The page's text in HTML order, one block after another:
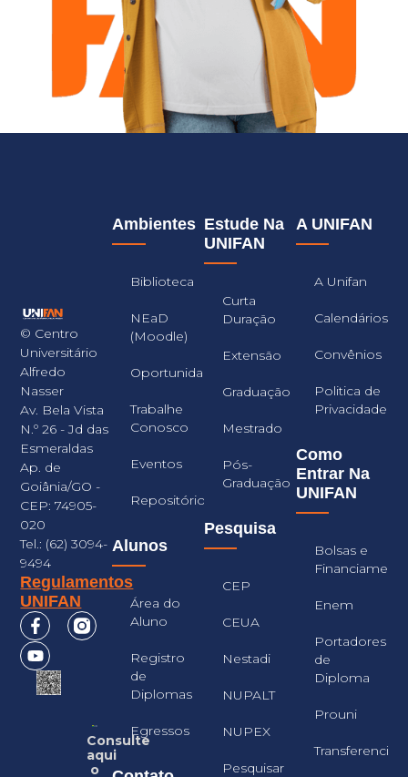
© Centro
Universitário
Alfredo
Nasser
Av. Bela Vista
N.º 26 - Jd das
Esmeraldas
Ap. de
Goiânia/GO -
CEP: 74905-
020
Tel.: (62) 3094-
9494
Regulamentos
UNIFAN
Consulte
aqui
o
A UNIFAN
A Unifan
Calendários
Convênios
Politica de
Privacidade
Como
Entrar Na
UNIFAN
Bolsas e
Enem
Portadores
de
Diploma
Prouni
Transferencia
Estude Na
UNIFAN
Curta
Duração
Extensão
Graduação
Mestrado
Pós-
Graduação
Pesquisa
CEP
CEUA
Nestadi
NUPALT
NUPEX
Pesquisar
Ambientes
Biblioteca
NEaD
(Moodle)
Oportunidades
Trabalhe
Conosco
Eventos
Repositório
Alunos
Área do
Aluno
Registro
de
Diplomas
Egressos